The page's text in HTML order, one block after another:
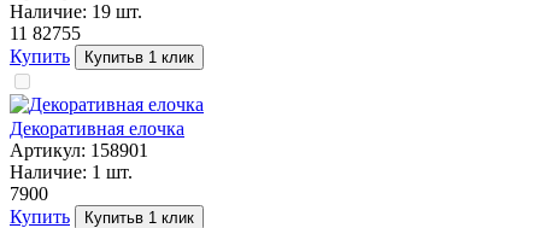
Наличие: 19 шт.
11 82755
Купить
Купитьв 1 клик
Декоративная елочка
Артикул: 158901
Наличие: 1 шт.
7900
Купить
Купитьв 1 клик